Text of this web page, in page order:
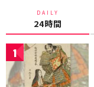
DAILY
24時間
1